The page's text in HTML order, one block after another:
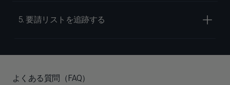
5. 要請リストを追跡する
よくある質問（FAQ）